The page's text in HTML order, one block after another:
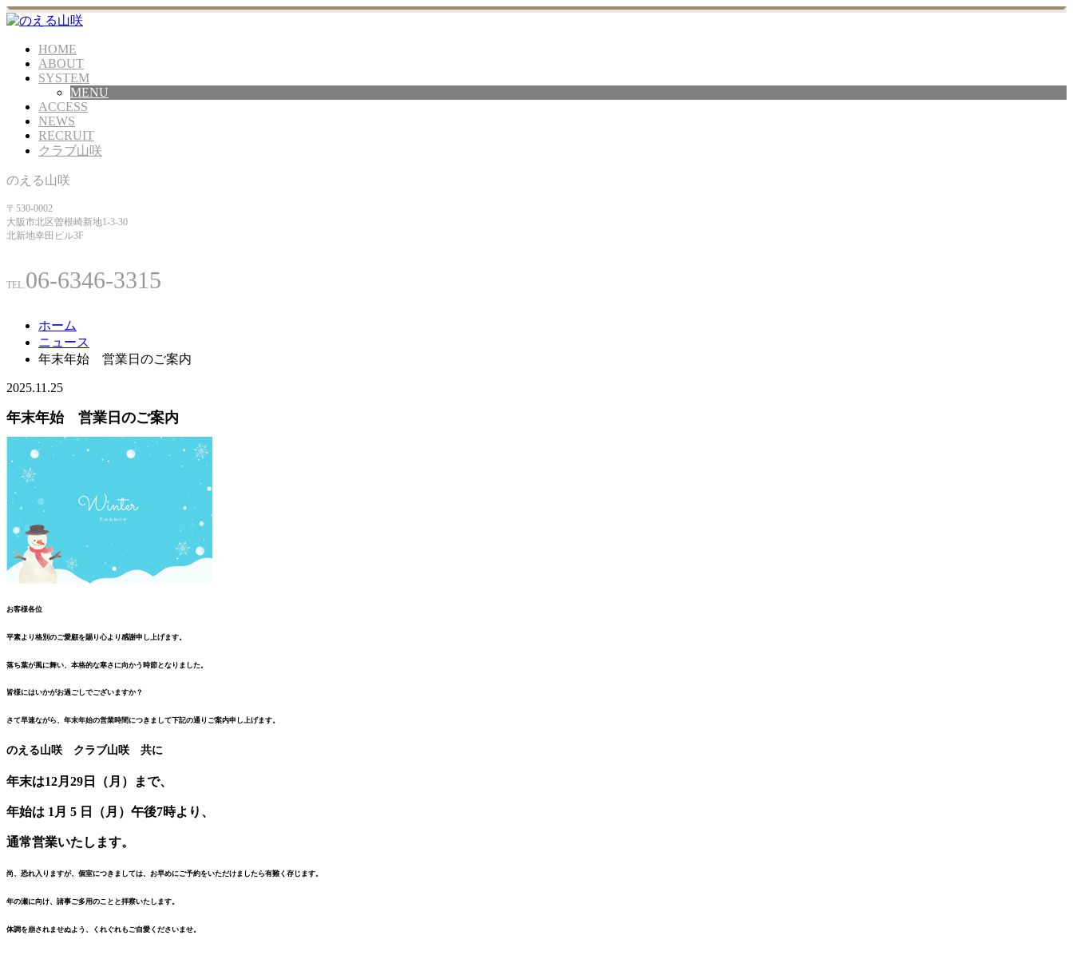
HOME
ABOUT
SYSTEM
MENU
ACCESS
NEWS
RECRUIT
クラブ山咲
のえる山咲
〒530-0002
大阪市北区曽根崎新地1-3-30
北新地幸田ビル3F
TEL.06-6346-3315
ホーム
ニュース
年末年始 営業日のご案内
2025.11.25
年末年始 営業日のご案内
お客様各位
平素より格別のご愛顧を賜り心より感謝申し上げます。
落ち葉が風に舞い、本格的な寒さに向かう時節となりました。
皆様にはいかがお過ごしでございますか？
さて早速ながら、年末年始の営業時間につきまして下記の通りご案内申し上げます。
のえる山咲 クラブ山咲 共に
年末は12月29日（月）まで、
年始は 1月 5 日（月）午後7時より、
通常営業いたします。
尚、恐れ入りますが、個室につきましては、お早めにご予約をいただけましたら有難く存じます。
年の瀬に向け、諸事ご多用のことと拝察いたします。
体調を崩されませぬよう、くれぐれもご自愛くださいませ。